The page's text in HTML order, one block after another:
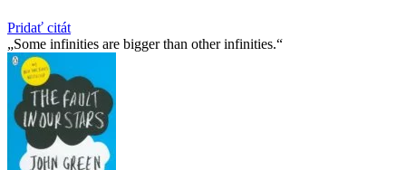
Pridať citát
Some infinities are bigger than other infinities.